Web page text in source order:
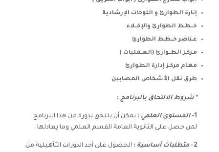
إنارة الطوارئ و اللوحات الإرشادية
خــطـط الطوارئ والإخــلاء
عـناصر خــطـط الطوارئ
مـركـز الطــوارئ (العــمليات )
مهـام مركـز إدارة الطـوارئ
طرق نقل الأشخاص المصابين
* شروط الالتحاق بالبرنامج :
1- المستوى العلمي : يمكن أن يلتحق بدورة من هذا البرنامج
لمن حصل على الثانوية العامة القسم العلمي وما يعادلها .
2- متطلبات أساسية : الحصول على أحد الدورات التأهيلية من